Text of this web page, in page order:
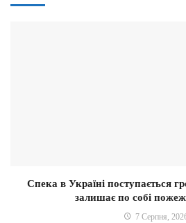
Спека в Україні поступається
залишає по собі
7 Серпня,